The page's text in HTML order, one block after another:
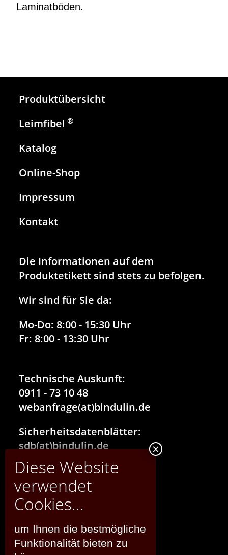
Laminatböden.
Produktübersicht
Leimfibel ®
Katalog
Online-Shop
Impressum
Kontakt
Die Informationen auf dem
Produktetikett sind stets zu befolgen.
Wir sind für Sie da:
Mo-Do: 8:00 - 15:30 Uhr
Fr: 8:00 - 13:30 Uhr
Technische Auskunft:
0911 - 73 10 48
webanfrage(at)bindulin.de
Sicherheitsdatenblätter:
sdb(at)bindulin.de
BINDULIN-WERK
H.L.Schönleber GmbH
Wehlauer Str. 49-59
90766 Fürth
um Ihnen die bestmögliche
Funktionalität bieten zu